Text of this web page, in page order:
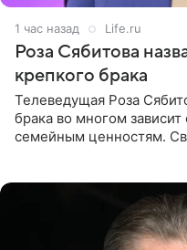
1 час назад Life.ru
Роза Сябитова
крепкого брака
Телеведущая Роза
брака во многом
семейным ценностям.